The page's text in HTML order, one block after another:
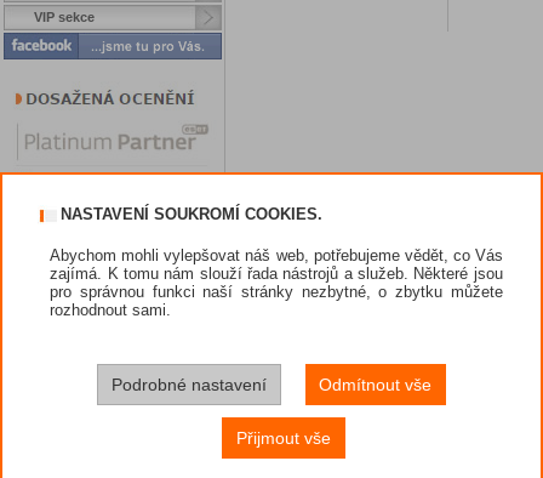
VIP sekce
NASTAVENÍ SOUKROMÍ COOKIES.
Abychom mohli vylepšovat náš web, potřebujeme vědět, co Vás
zajímá. K tomu nám slouží řada nástrojů a služeb. Některé jsou
pro správnou funkci naší stránky nezbytné, o zbytku můžete
rozhodnout sami.
Podrobné nastavení Odmítnout vše
Přijmout vše